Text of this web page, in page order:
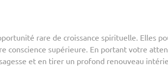
rare de croissance spirituelle. Elles
conscience supérieure. En portant votre
et en tirer un profond renouveau